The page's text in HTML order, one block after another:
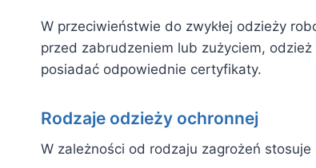
W przeciwieństwie do zwykłej odzieży
przed zabrudzeniem lub zużyciem,
posiadać odpowiednie certyfikaty.
Rodzaje odzieży ochronnej
W zależności od rodzaju zagrożeń